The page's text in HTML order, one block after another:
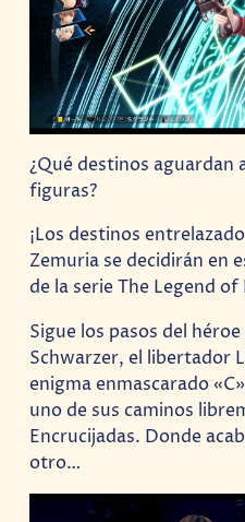
¿Qué destinos aguardan
figuras?
¡Los destinos
Zemuria se decidirán en
de la serie The Legend of
Sigue los pasos del
Schwarzer, el libertador
enigma enmascarado
uno de sus caminos
Encrucijadas. Donde
otro…